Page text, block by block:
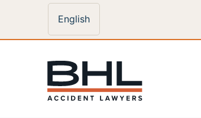
English